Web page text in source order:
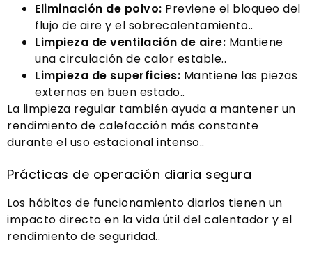
Eliminación de polvo: Previene el bloqueo del
flujo de aire y el sobrecalentamiento..
Limpieza de ventilación de aire: Mantiene
una circulación de calor estable..
Limpieza de superficies: Mantiene las piezas
externas en buen estado..
La limpieza regular también ayuda a mantener un
rendimiento de calefacción más constante
durante el uso estacional intenso..
Prácticas de operación diaria segura
Los hábitos de funcionamiento diarios tienen un
impacto directo en la vida útil del calentador y el
rendimiento de seguridad..